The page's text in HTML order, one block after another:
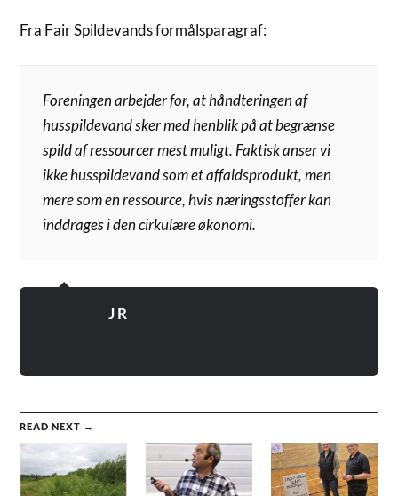
Fra Fair Spildevands formålsparagraf:
Foreningen arbejder for, at håndteringen af
husspildevand sker med henblik på at begrænse
spild af ressourcer mest muligt. Faktisk anser vi
ikke husspildevand som et affaldsprodukt, men
mere som en ressource, hvis næringsstoffer kan
inddrages i den cirkulære økonomi.
J R
READ NEXT →